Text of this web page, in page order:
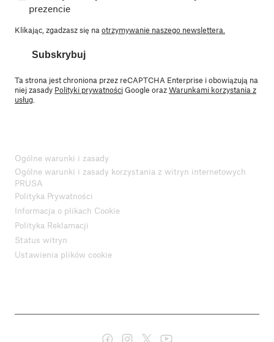
prezencie
Klikając, zgadzasz się na otrzymywanie naszego newslettera.
Subskrybuj
Ta strona jest chroniona przez reCAPTCHA Enterprise i obowiązują na
niej zasady Polityki prywatnościGoogle orazWarunkami korzystania z
usług
Ogólne warunki i zasady
Ogólne warunki i zasady korzystania z witryn internetowych
PRUSA
Polityka Prywatności
Informacja o plikach Cookie
Polityka Reklamacji
Status witryn
Ustawienia plików cookie